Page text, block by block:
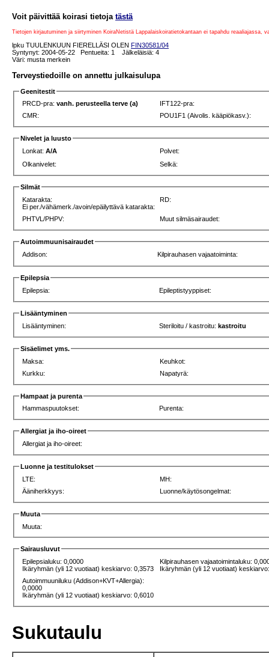
Voit päivittää koirasi tietoja tästä
Tietojen kirjautuminen ja siirtyminen KoiraNetistä Lappalaiskoiratietokantaan ei tapahdu
lpku TUULENKUUN FIERELLÄSI OLEN FIN30581/04
Syntynyt: 2004-05-22 Pentueita: 1 Jälkeläisiä: 4
Väri: musta merkein
Terveystiedoille on annettu julkaisulupa
Geenitestit
PRCD-pra:vanh. perusteella terve (a)
IFT122-pra:
CMR:
POU1F1 (Aivolis. kääpiökasv.):
Nivelet ja luusto
Lonkat:A/A
Polvet:
Olkanivelet:
Selkä:
Silmät
Katarakta:
Ei per./vähämerk./avoin/epäilyttävä katarakta:
RD:
PHTVL/PHPV: Muut silmäsairaudet:
Autoimmuunisairaudet
Addison:
Kilpirauhasen vajaatoiminta:
Epilepsia
Epilepsia:
Epileptistyyppiset:
Lisääntyminen
Lisääntyminen:
Steriloitu / kastroitu:kastroitu
Sisäelimet yms.
Maksa:
Keuhkot:
Kurkku:
Napatyrä:
Hampaat ja purenta
Hammaspuutokset:
Purenta:
Allergiat ja iho-oireet
Allergiat ja iho-oireet:
Luonne ja testitulokset
LTE:
MH:
Ääniherkkyys:
Luonne/käytösongelmat:
Muuta
Muuta:
Sairausluvut
Epilepsialuku: 0,0000
Ikäryhmän (yli 12 vuotiaat) keskiarvo: 0,3573
Kilpirauhasen vajaatoimintaluku:
Ikäryhmän (yli 12 vuotiaat)
Autoimmuuniluku (Addison+KVT+Allergia):
0,0000
Ikäryhmän (yli 12 vuotiaat) keskiarvo: 0,6010
Sukutaulu